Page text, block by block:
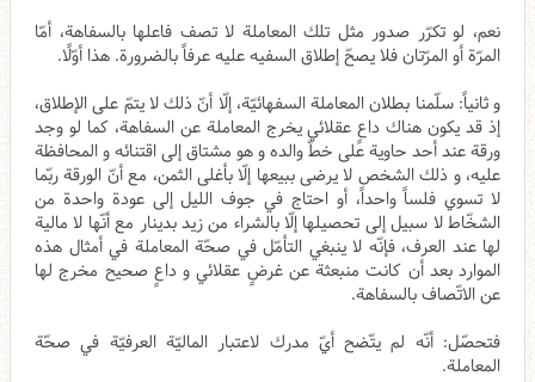
نعم، لو تكرّر صدور مثل تلك المعاملة لا تصف فاعلها بالسفاهة، أمّا
المرّة أو المرّتان فلا يصحّ إطلاق السفيه عليه عرفاً بالضرورة. هذا أوّلًا.
و ثانياً: سلّمنا بطلان المعاملة السفهائيّة، إلّا أنّ ذلك لا يتمّ على الإطلاق،
إذ قد يكون هناك داعٍ عقلائي يخرج المعاملة عن السفاهة، كما لو وجد
ورقة عند أحد حاوية على خطّ والده و هو مشتاق إلى اقتنائه و المحافظة
عليه، و ذلك الشخص لا يرضى ببيعها إلّا بأغلى الثمن، مع أنّ الورقة ربّما
لا تسوي فلساً واحداً، أو احتاج في جوف الليل إلى عودة واحدة من
الشخّاط لا سبيل إلى‌ تحصيلها إلّا بالشراء من زيد بدينار مع أنّها لا مالية
لها عند العرف، فإنّه لا ينبغي التأمّل في صحّة المعاملة في أمثال هذه
الموارد بعد أن كانت منبعثة عن غرضٍ عقلائي و داعٍ صحيح مخرج لها
عن الاتّصاف بالسفاهة.
فتحصّل: أنّه لم يتّضح أيّ مدرك لاعتبار الماليّة العرفيّة في صحّة
المعاملة.